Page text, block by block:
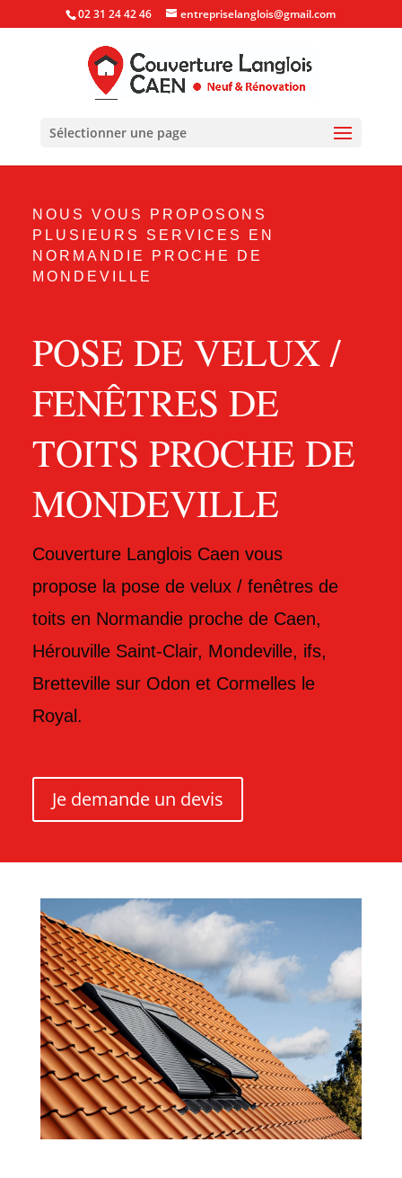
02 31 24 42 46 entrepriselanglois@gmail.com
Sélectionner une page
NOUS VOUS PROPOSONS
PLUSIEURS SERVICES EN
NORMANDIE PROCHE DE
MONDEVILLE
POSE DE VELUX /
FENÊTRES DE
TOITS PROCHE DE
MONDEVILLE
Couverture Langlois Caen vous
propose la pose de velux / fenêtres de
toitsen Normandie proche de Caen,
Hérouville Saint-Clair, Mondeville, ifs,
Bretteville sur Odon et Cormelles le
Royal .
Je demande un devis